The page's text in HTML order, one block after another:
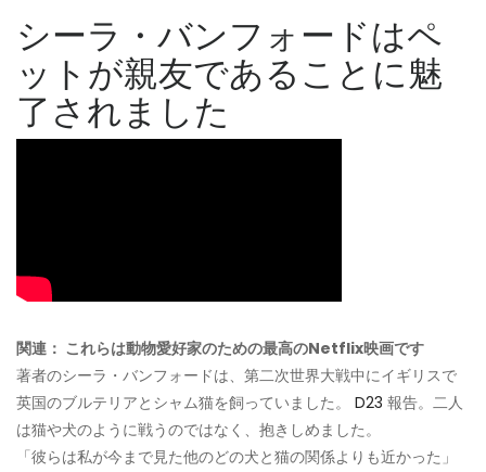
シーラ・バンフォードはペ
ットが親友であることに魅
了されました
関連： これらは動物愛好家のための最高のNetflix映画です
著者のシーラ・バンフォードは、第二次世界大戦中にイギリスで
英国のブルテリアとシャム猫を飼っていました。 D23 報告。二人
は猫や犬のように戦うのではなく、抱きしめました。
「彼らは私が今まで見た他のどの犬と猫の関係よりも近かった」